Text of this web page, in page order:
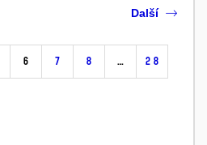
6 7 8 … 28
Další